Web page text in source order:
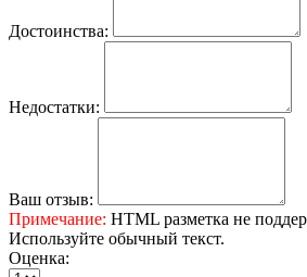
Достоинства:
Недостатки:
Ваш отзыв:
Примечание: HTML разметка не
Используйте обычный текст.
Оценка: